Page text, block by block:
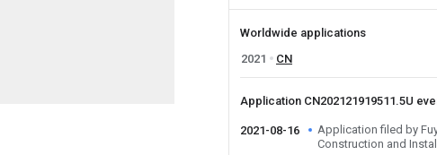
Worldwide applications
2021
CN
Application CN202121919511.5U
2021-08-16
Application filed by
Construction and